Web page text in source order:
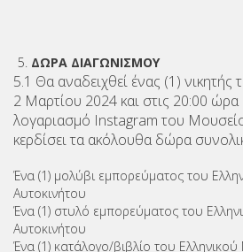
ΔΩΡΑ ΔΙΑΓΩΝΙΣΜΟΥ
5.1 Θα αναδειχθεί ένας (1) νικητής
2 Μαρτίου 2024 και στις 20:00
λογαριασμό Instagram του
κερδίσει τα ακόλουθα δώρα
Ένα (1) μολύβι εμπορεύματος του
Αυτοκινήτου
Ένα (1) στυλό εμπορεύματος του
Αυτοκινήτου
Ένα (1) κατάλογο/βιβλίο του